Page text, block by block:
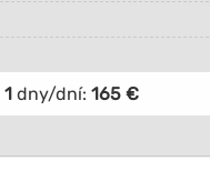
1dny/dní: 165€